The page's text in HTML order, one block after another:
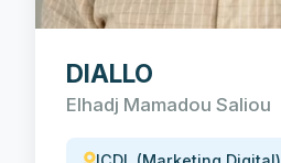
DIALLO
Elhadj Mamadou Saliou